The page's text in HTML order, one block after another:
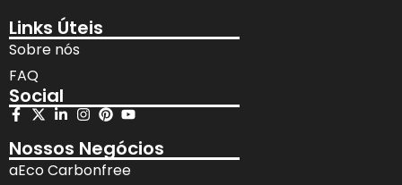
Links Úteis
Sobre nós
FAQ
Social
Nossos Negócios
aEco Carbonfree